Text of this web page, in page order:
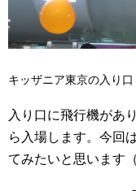
キッザニア東京の入り口
入り口に飛行機があ
ら入場します。今回
てみたいと思います